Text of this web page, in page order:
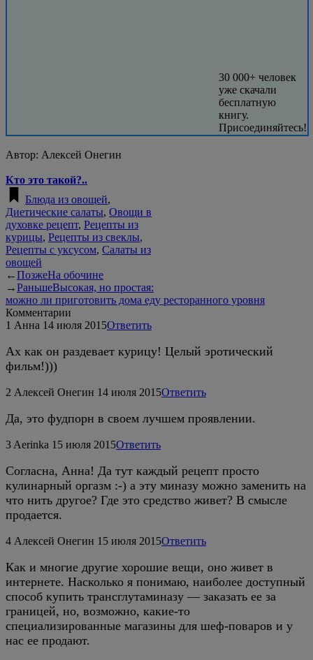
30 000+ человек
уже скачали
бесплатную
книгу.
Присоединяйтесь!
Автор: Алексей Онегин
Кто это такой?..
Блюда из овощей,
Диетические салаты, Овощи в
духовке рецепт, Рецепты из
курицы, Рецепты из свеклы,
Рецепты с уксусом, Салаты из
овощей
←ПозжеНа обочине
→РаньшеВысокая, но простая:
можно ли приготовить дома еду ресторанного уровня
Комментарии
1 Анна 14 июля 2015Ответить
Ах как он раздевает курицу! Целый эротический
фильм!)))
2 Алексей Онегин 14 июля 2015Ответить
Да, это фудпорн в своем лучшем проявлении.
3Aerinka 15 июля 2015Ответить
Согласна, Анна! Да тут каждый рецепт просто
кулинарный оргазм :-) а эту миназу можно заменить на
что нить другое? Где это средство живет? В смысле
продается.
4 Алексей Онегин 15 июля 2015Ответить
Как и многие другие хорошие вещи, оно живет в
интернете. Насколько я понимаю, наиболее доступный
способ купить трансглутаминазу — заказать ее за
границей, но, возможно, какие-то
специализированные магазины для шеф-поваров и у
нас ее продают.